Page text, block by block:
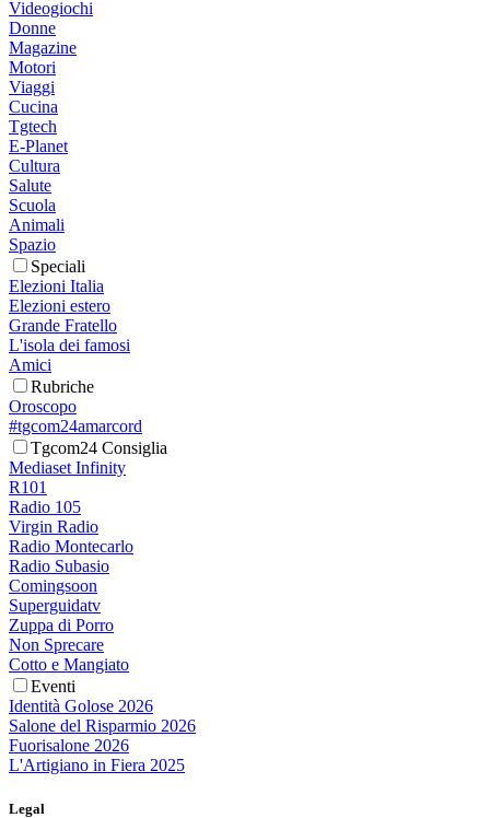
Videogiochi
Donne
Magazine
Motori
Viaggi
Cucina
Tgtech
E-Planet
Cultura
Salute
Scuola
Animali
Spazio
Speciali
Elezioni Italia
Elezioni estero
Grande Fratello
L'isola dei famosi
Amici
Rubriche
Oroscopo
#tgcom24amarcord
Tgcom24 Consiglia
Mediaset Infinity
R101
Radio 105
Virgin Radio
Radio Montecarlo
Radio Subasio
Comingsoon
Superguidatv
Zuppa di Porro
Non Sprecare
Cotto e Mangiato
Eventi
Identità Golose 2026
Salone del Risparmio 2026
Fuorisalone 2026
L'Artigiano in Fiera 2025
Legal